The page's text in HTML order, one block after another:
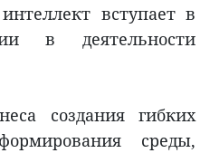
вступает в
в деятельности
создания гибких
среды,